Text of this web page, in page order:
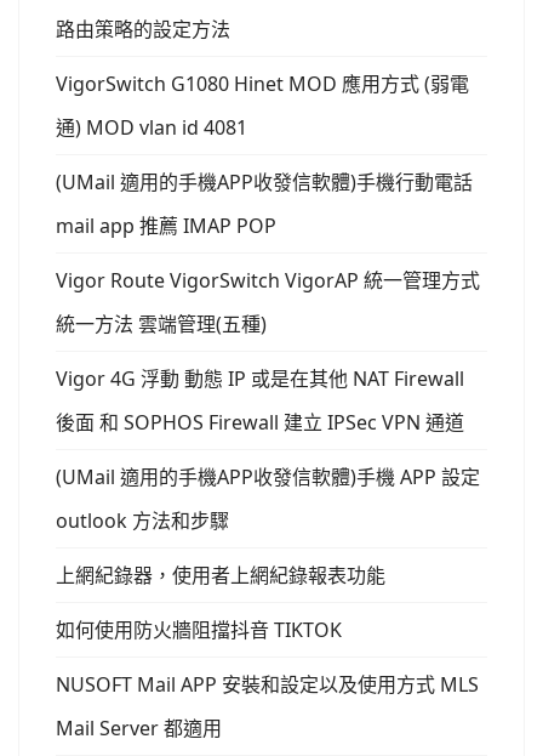
路由策略的設定方法
VigorSwitch G1080 Hinet MOD 應用方式 (弱電
通) MOD vlan id 4081
(UMail 適用的手機APP收發信軟體)手機行動電話
mail app 推薦 IMAP POP
Vigor Route VigorSwitch VigorAP 統一管理方式
統一方法 雲端管理(五種)
Vigor 4G 浮動 動態 IP 或是在其他 NAT Firewall
後面 和 SOPHOS Firewall 建立 IPSec VPN 通道
(UMail 適用的手機APP收發信軟體)手機 APP 設定
outlook 方法和步驟
上網紀錄器，使用者上網紀錄報表功能
如何使用防火牆阻擋抖音 TIKTOK
NUSOFT Mail APP 安裝和設定以及使用方式 MLS
Mail Server 都適用